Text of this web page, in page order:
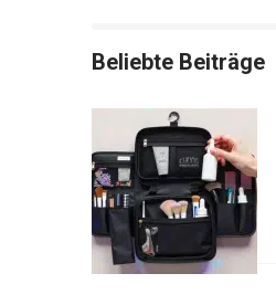
Beliebte Beiträge